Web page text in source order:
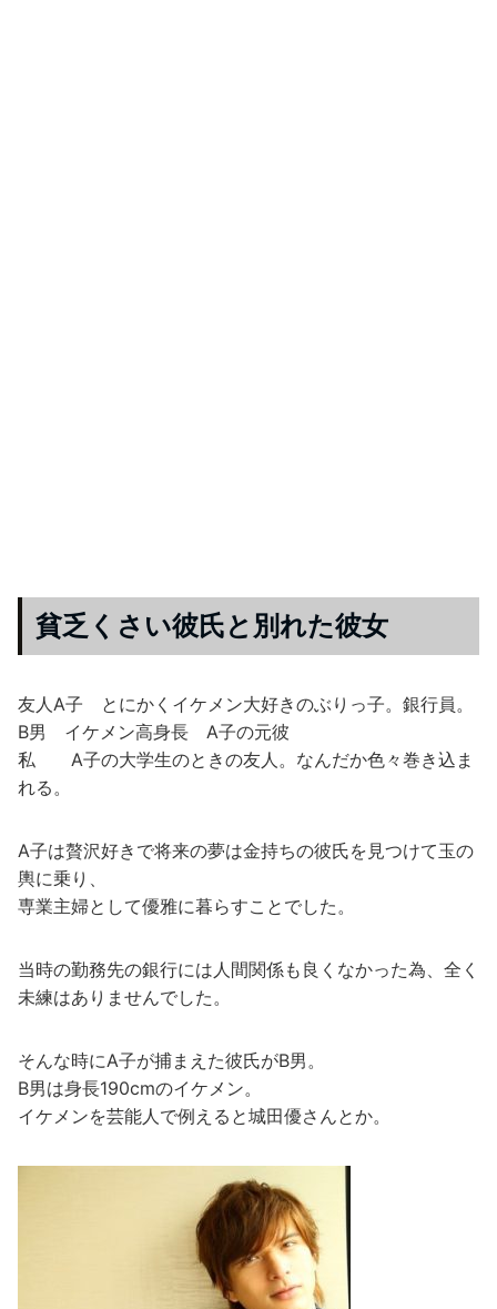
貧乏くさい彼氏と別れた彼女
友人A子 とにかくイケメン大好きのぶりっ子。銀行員。
B男 イケメン高身長 A子の元彼
私 A子の大学生のときの友人。なんだか色々巻き込ま
れる。
A子は贅沢好きで将来の夢は金持ちの彼氏を見つけて玉の
輿に乗り、
専業主婦として優雅に暮らすことでした。
当時の勤務先の銀行には人間関係も良くなかった為、全く
未練はありませんでした。
そんな時にA子が捕まえた彼氏がB男。
B男は身長190cmのイケメン。
イケメンを芸能人で例えると城田優さんとか。